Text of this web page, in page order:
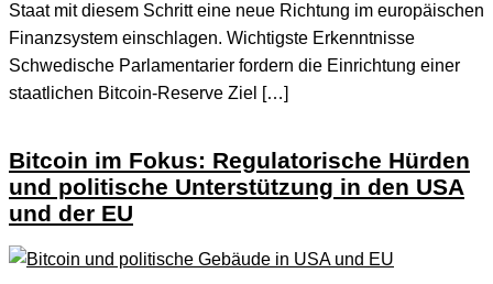
Staat mit diesem Schritt eine neue Richtung im europäischen
Finanzsystem einschlagen. Wichtigste Erkenntnisse
Schwedische Parlamentarier fordern die Einrichtung einer
staatlichen Bitcoin-Reserve Ziel […]
Bitcoin im Fokus: Regulatorische Hürden
und politische Unterstützung in den USA
und der EU